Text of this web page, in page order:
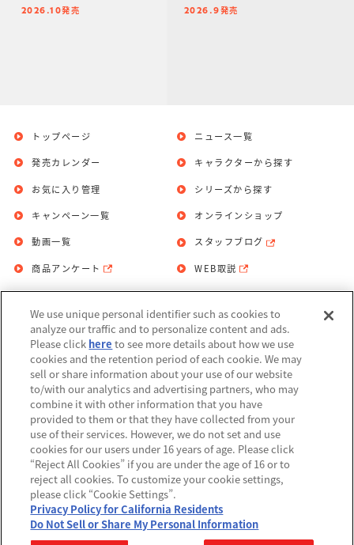
2026.10発売 2026.9発売
トップページ
発売カレンダー
お気に入り管理
ニュース一覧
キャラクターから探す
シリーズから探す
キャンペーン一覧
動画一覧
商品アンケート
オンラインショップ
スタッフブログ
WEB取説
お問い合わせ 個人情報保護方針
利用規約
Do Not Sell or Share My Personal
Information
アレルギー情報
©BANDAI
We use unique personal identifier such as cookies to
analyze our traffic and to personalize content and ads.
Please click here to see more details about how we use
cookies and the retention period of each cookie. We may
sell or share information about your use of our website
to/with our analytics and advertising partners, who may
combine it with other information that you have
provided to them or that they have collected from your
use of their services. However, we do not set and use
cookies for our users under 16 years of age. Please click
“Reject All Cookies” if you are under the age of 16 or to
reject all cookies. To customize your cookie settings,
please click “Cookie Settings”.
Privacy Policy for California Residents
Do Not Sell or Share My Personal Information